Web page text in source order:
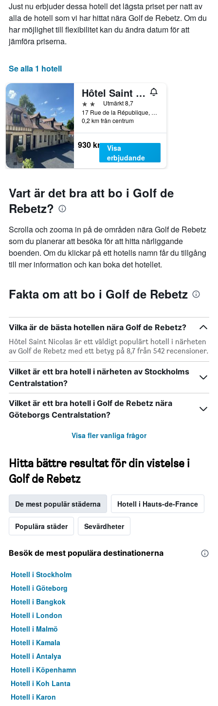
Just nu erbjuder dessa hotell det lägsta priset per natt av
alla de hotell som vi har hittat nära Golf de Rebetz. Om du
har möjlighet till flexibilitet kan du ändra datum för att
jämföra priserna.
Se alla 1 hotell
Hôtel Saint Nicolas
2 stjärnorUtmärkt 8,7
17 Rue de la République, Chaumont-en-Vexin, Oise, Frankrike
0,2 km från centrum
930 kr
Visa
erbjudande
Vart är det bra att bo i Golf de
Rebetz?
Scrolla och zooma in på de områden nära Golf de Rebetz
som du planerar att besöka för att hitta närliggande
boenden. Om du klickar på ett hotells namn får du tillgång
till mer information och kan boka det hotellet.
Fakta om att bo i Golf de Rebetz
Vilka är de bästa hotellen nära Golf de Rebetz?
Hôtel Saint Nicolas är ett väldigt populärt hotell i närheten
av Golf de Rebetz med ett betyg på 8,7 från 542 recensioner.
Vilket är ett bra hotell i närheten av Stockholms
Centralstation?
Vilket är ett bra hotell i Golf de Rebetz nära
Göteborgs Centralstation?
Visa fler vanliga frågor
Hitta bättre resultat för din vistelse i
Golf de Rebetz
De mest populär städerna Hotell i Hauts-de-France
Populära städer Sevärdheter
Besök de mest populära destinationerna
Hotell i Stockholm
Hotell i Göteborg
Hotell i Bangkok
Hotell i London
Hotell i Malmö
Hotell i Kamala
Hotell i Antalya
Hotell i Köpenhamn
Hotell i Koh Lanta
Hotell i Karon